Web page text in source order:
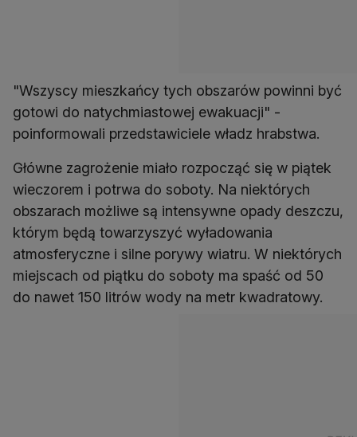
"Wszyscy mieszkańcy tych obszarów powinni być
gotowi do natychmiastowej ewakuacji" -
poinformowali przedstawiciele władz hrabstwa.
Główne zagrożenie miało rozpocząć się w piątek
wieczorem i potrwa do soboty. Na niektórych
obszarach możliwe są intensywne opady deszczu,
którym będą towarzyszyć wyładowania
atmosferyczne i silne porywy wiatru. W niektórych
miejscach od piątku do soboty ma spaść od 50
do nawet 150 litrów wody na metr kwadratowy.